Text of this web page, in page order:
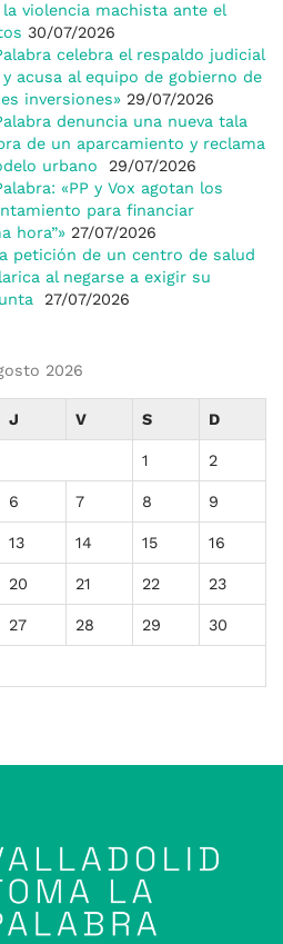
violencia machista ante el
30/07/2026
celebra el respaldo judicial
acusa al equipo de gobierno de
inversiones» 29/07/2026
denuncia una nueva tala
de un aparcamiento y reclama
urbano
29/07/2026
«PP y Vox agotan los
para financiar
hora”» 27/07/2026
petición de un centro de salud
al negarse a exigir su
27/07/2026
2026
J V S D
1 2
6 7 8 9
13 14 15 16
20 21 22 23
27 28 29 30